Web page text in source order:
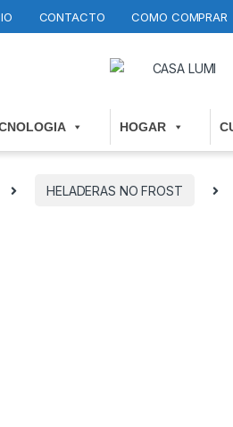
CONTACTO COMO COMPRAR
HOGAR
HELADERAS NO FROST